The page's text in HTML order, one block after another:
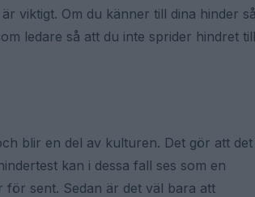
viktigt. Om du känner till dina hinder så
ledare så att du inte sprider hindret till
blir en del av kulturen. Det gör att det
kan i dessa fall ses som en
sent. Sedan är det väl bara att